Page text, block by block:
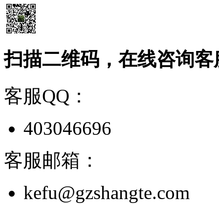
扫描二维码，在线咨询客
客服QQ：
403046696
客服邮箱：
kefu@gzshangte.com